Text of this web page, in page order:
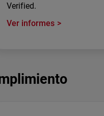
Verified.
Ver informes